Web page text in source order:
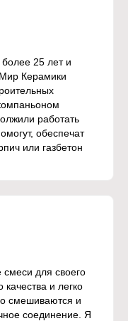
25 лет и
Керамики
работать
обеспечат
или газбетон
для своего
качества и легко
смешиваются и
соединение. Я